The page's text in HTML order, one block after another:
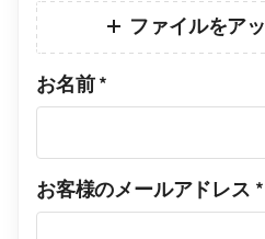
ファイルをア
お名前 *
お客様のメールアドレス *